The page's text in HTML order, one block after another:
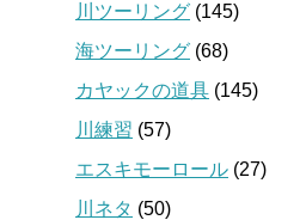
川ツーリング (145)
海ツーリング (68)
カヤックの道具 (145)
川練習 (57)
エスキモーロール (27)
川ネタ (50)